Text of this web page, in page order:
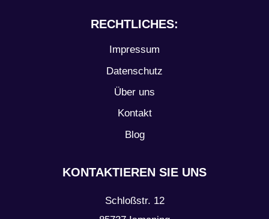
RECHTLICHES:
Impressum
Datenschutz
Über uns
Kontakt
Blog
KONTAKTIEREN SIE UNS
Schloßstr. 12